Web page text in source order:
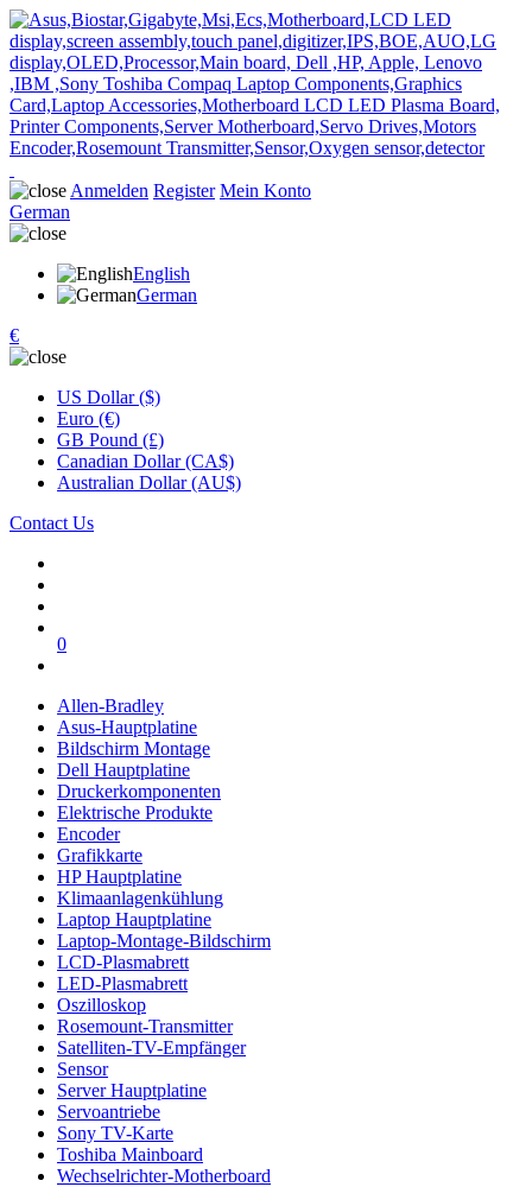
Anmelden Register Mein Konto
German
English
German
€
US Dollar ($)
Euro (€)
GB Pound (£)
Canadian Dollar (CA$)
Australian Dollar (AU$)
Contact Us
0
Allen-Bradley
Asus-Hauptplatine
Bildschirm Montage
Dell Hauptplatine
Druckerkomponenten
Elektrische Produkte
Encoder
Grafikkarte
HP Hauptplatine
Klimaanlagenkühlung
Laptop Hauptplatine
Laptop-Montage-Bildschirm
LCD-Plasmabrett
LED-Plasmabrett
Oszilloskop
Rosemount-Transmitter
Satelliten-TV-Empfänger
Sensor
Server Hauptplatine
Servoantriebe
Sony TV-Karte
Toshiba Mainboard
Wechselrichter-Motherboard